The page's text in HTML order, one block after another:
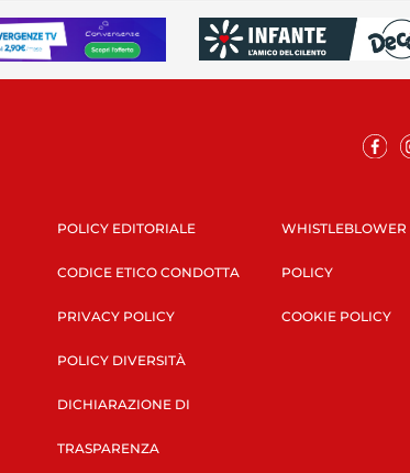
POLICY EDITORIALE
CODICE ETICO CONDOTTA
PRIVACY POLICY
POLICY DIVERSITÀ
DICHIARAZIONE DI
TRASPARENZA
WHISTLEBLOWER
POLICY
COOKIE POLICY